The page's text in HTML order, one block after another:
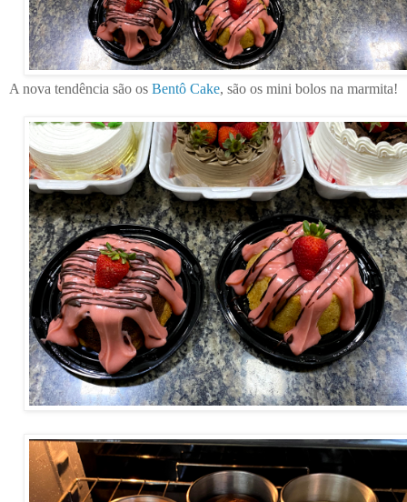
A nova tendência são os Bentô Cake, são os mini bolos na marmita!